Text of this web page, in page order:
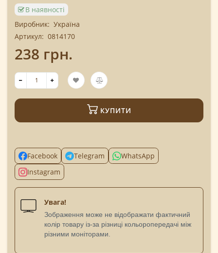
В наявності
Виробник: Україна
Артикул: 0814170
238 грн.
КУПИТИ
Facebook Telegram
WhatsApp
Instagram
Увага!
Зображення може не відображати фактичний
колір товару із-за різниці кольоропередачі між
різними моніторами.